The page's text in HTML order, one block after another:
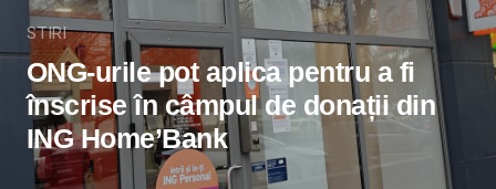
STIRI
ONG-urile pot aplica pentru a fi
înscrise în câmpul de donații din
ING Home’Bank